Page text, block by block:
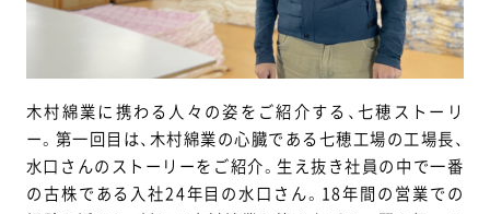
木村綿業に携わる人々の姿をご紹介する、七穂ストーリ
ー。第一回目は、木村綿業の心臓である七穂工場の工場長、
水口さんのストーリーをご紹介。生え抜き社員の中で一番
の古株である入社24年目の水口さん。18年間の営業での